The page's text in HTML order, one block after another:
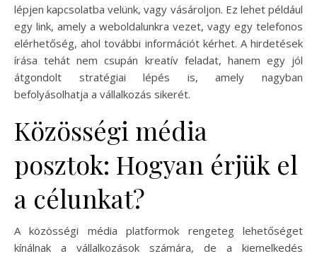
lépjen kapcsolatba velünk, vagy vásároljon. Ez lehet például
egy link, amely a weboldalunkra vezet, vagy egy telefonos
elérhetőség, ahol további információt kérhet. A hirdetések
írása tehát nem csupán kreatív feladat, hanem egy jól
átgondolt stratégiai lépés is, amely nagyban
befolyásolhatja a vállalkozás sikerét.
Közösségi média
posztok: Hogyan érjük el
a célunkat?
A közösségi média platformok rengeteg lehetőséget
kínálnak a vállalkozások számára, de a kiemelkedés